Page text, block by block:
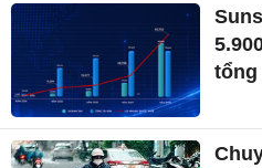
tổng